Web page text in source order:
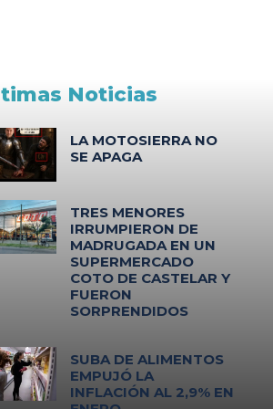
Noticias
LA MOTOSIERRA NO
SE APAGA
TRES MENORES
IRRUMPIERON DE
MADRUGADA EN UN
SUPERMERCADO
COTO DE CASTELAR Y
FUERON
SORPRENDIDOS
SUBA DE ALIMENTOS
EMPUJÓ LA
INFLACIÓN AL 2,9% EN